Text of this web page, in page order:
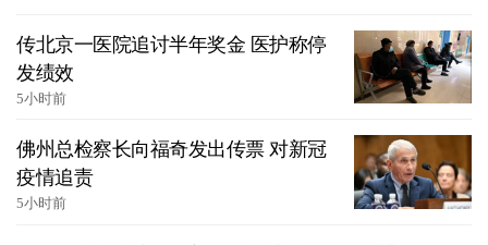
传北京一医院追讨半年奖金 医护称停
发绩效
5小时前
佛州总检察长向福奇发出传票 对新冠
疫情追责
5小时前